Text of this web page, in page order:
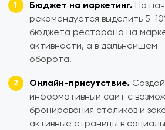
Бюджет на маркетинг. На
рекомендуется выделить 5-
бюджета ресторана на
активности, а в дальнейшем
оборота.
Онлайн-присутствие.
информативный сайт с
бронирования столиков и
активные страницы в